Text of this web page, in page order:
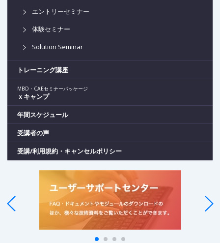
エントリーセミナー
体験セミナー
Solution Seminar
トレーニング講座
MBD・CAEセミナーパッケージ
ｘキャンプ
年間スケジュール
受講者の声
受講/利用規約・キャンセルポリシー